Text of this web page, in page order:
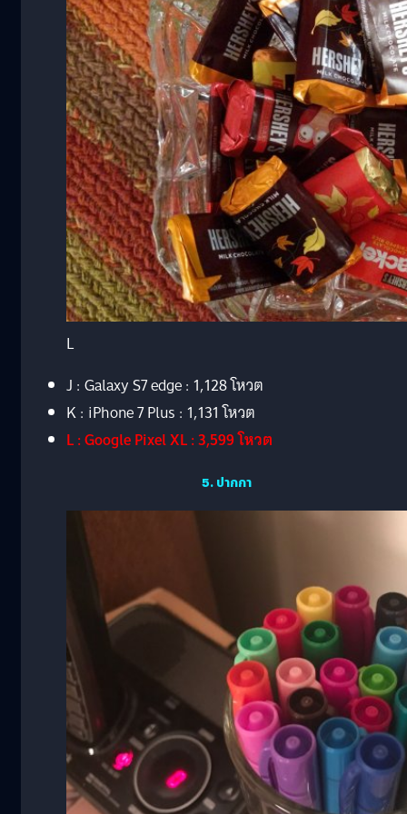
L
J : Galaxy S7 edge : 1,128 โหวต
K : iPhone 7 Plus : 1,131 โหวต
L : Google Pixel XL : 3,599 โหวต
5. ปากกา